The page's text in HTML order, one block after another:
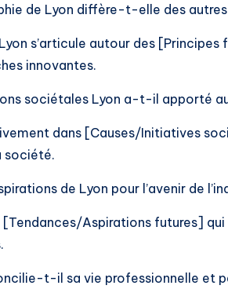
de Lyon diffère-t-elle des
s’articule autour des
innovantes.
sociétales Lyon a-t-il apporté
dans [Causes/Initiatives
société.
de Lyon pour l’avenir de
[Tendances/Aspirations futures]
t-il sa vie professionnelle et